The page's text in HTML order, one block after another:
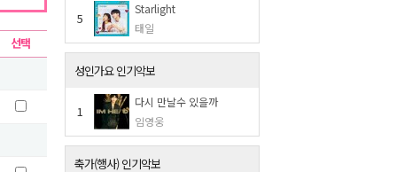
선택
5
Starlight
태일
성인가요 인기악보
1
다시 만날수 있을까
임영웅
축가(행사) 인기악보